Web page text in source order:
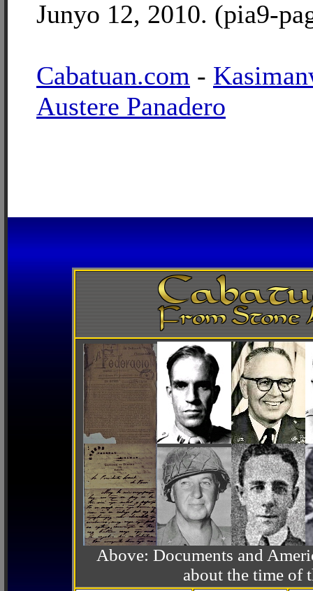
Junyo 12, 2010. (pia9-
Cabatuan.com -
Austere Panadero
Above: Documents and
about the time of